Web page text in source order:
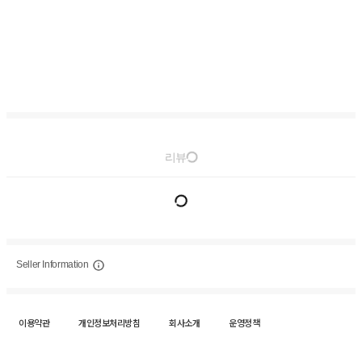
리뷰
Seller Information
이용약관 개인정보처리방침 회사소개
운영정책